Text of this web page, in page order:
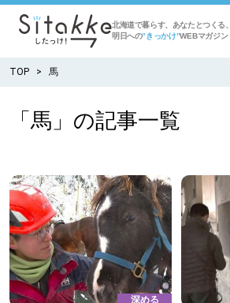
北海道で暮らす、あなたとつくる、
明日への”きっかけ”WEBマガジン
食べる
出かける
暮らす
TOP 馬
「馬」の記事一覧
深める